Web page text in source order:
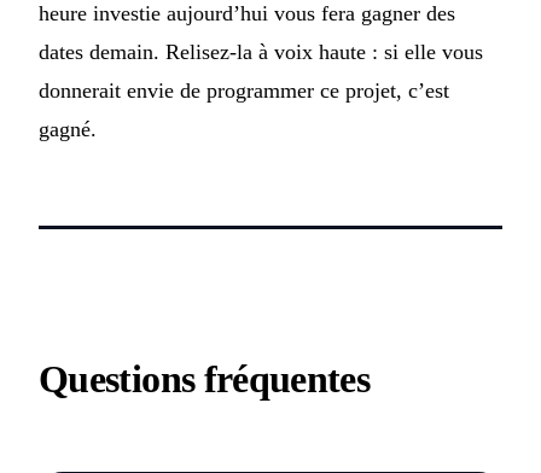
heure investie aujourd’hui vous fera gagner des
dates demain. Relisez-la à voix haute : si elle vous
donnerait envie de programmer ce projet, c’est
gagné.
Questions fréquentes